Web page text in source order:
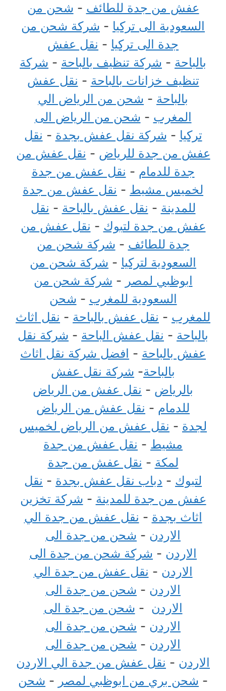
عفش من جدة للطائف - شحن من
السعودية الى تركيا - شركة شحن من
جدة الى تركيا - نقل عفش
بالباحة - شركة تنظيف بالباحة - شركة
تنظيف خزانات بالباحة - نقل عفش
بالباحة - شحن من الرياض الي
المغرب - شحن من الرياض الى
تركيا - شركة نقل عفش بجدة - نقل
عفش من جدة للرياض - نقل عفش من
جدة للدمام - نقل عفش من جدة
لخميس مشيط - نقل عفش من جدة
للمدينة - نقل عفش بالباحة - نقل
عفش من جدة لتبوك - نقل عفش من
جدة للطائف - شركة شحن من
السعودية لتركيا - شركة شحن من
ابوظبي لمصر - شركة شحن من
السعودية للمغرب - شحن
للمغرب - نقل عفش بالباحة - نقل اثاث
بالباحة - نقل عفش الباحة - شركة نقل
عفش بالباحة - افضل شركة نقل اثاث
بالباحة- شركة نقل عفش
بالرياض - نقل عفش من الرياض
للدمام - نقل عفش من الرياض
لجدة - نقل عفش من الرياض لخميس
مشيط - نقل عفش من جدة
لمكة - نقل عفش من جدة
لتبوك - دباب نقل عفش بجدة - نقل
عفش من جدة للمدينة - شركة تخزين
اثاث بجدة - نقل عفش من جدة الي
الاردن - شحن من جدة الى
الاردن - شركة شحن من جدة الى
الاردن - نقل عفش من جدة الي
الاردن - شحن من جدة الى
الاردن - شحن من جدة الى
الاردن - شحن من جدة الى
الاردن - شحن من جدة الى
الاردن - نقل عفش من جدة الي الاردن
- شحن بري من ابوظبي لمصر - شحن